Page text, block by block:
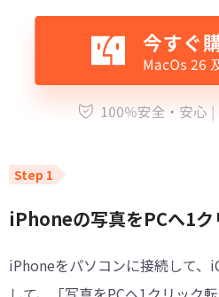
iPhoneの写真をPCへ1ク
iPhoneをパソコンに接続して、